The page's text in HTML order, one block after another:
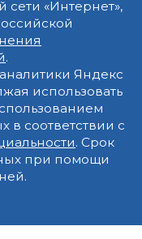
сети «Интернет»,
.
Яндекс
использовать
в соответствии с
. Срок
при помощи